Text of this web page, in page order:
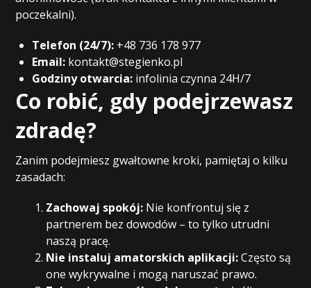
poczekalni).
Telefon (24/7): +48 736 178 977
Email: kontakt@stegienko.pl
Godziny otwarcia: infolinia czynna 24H/7
Co robić, gdy podejrzewasz
zdradę?
Zanim podejmiesz gwałtowne kroki, pamiętaj o kilku
zasadach:
Zachowaj spokój: Nie konfrontuj się z
partnerem bez dowodów – to tylko utrudni
naszą pracę.
Nie instaluj amatorskich aplikacji:Często są
one wykrywalne i mogą naruszać prawo.